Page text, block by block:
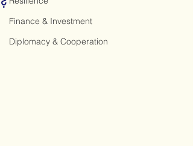
Finance & Investment
Diplomacy & Cooperation